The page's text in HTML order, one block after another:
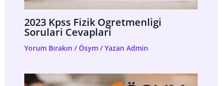
2023 Kpss Fizik Ogretmenligi
Sorulari Cevaplari
Yorum Bırakın /Ösym/ Yazan Admin